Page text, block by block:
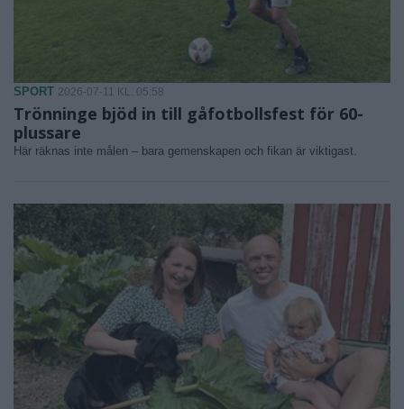
SPORT 2026-07-11 KL. 05:58
Trönninge bjöd in till gåfotbollsfest för 60-
plussare
Här räknas inte målen – bara gemenskapen och fikan är viktigast.